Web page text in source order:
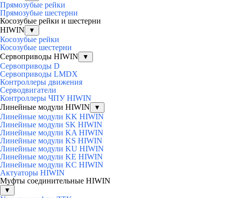
Прямозубые рейки
Прямозубые шестерни
Косозубые рейки и шестерни
HIWIN
▼
Косозубые рейки
Косозубые шестерни
Сервоприводы HIWIN
▼
Сервоприводы D
Сервоприводы LMDX
Контроллеры движения
Серводвигатели
Контроллеры ЧПУ HIWIN
Линейные модули HIWIN
▼
Линейные модули KK HIWIN
Линейные модули SK HIWIN
Линейные модули KA HIWIN
Линейные модули KS HIWIN
Линейные модули KU HIWIN
Линейные модули KE HIWIN
Линейные модули KC HIWIN
Актуаторы HIWIN
Муфты соединительные HIWIN
▼